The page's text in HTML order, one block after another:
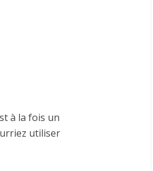
à la fois un
utiliser